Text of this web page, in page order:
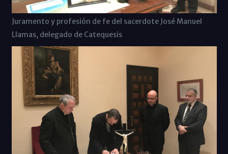
Juramento y profesión de fe del sacerdote José Manuel
Llamas, delegado de Catequesis